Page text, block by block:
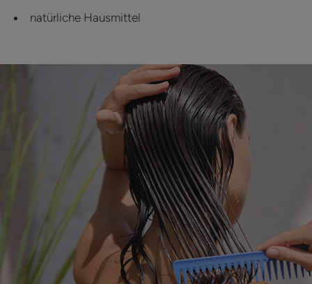
natürliche Hausmittel